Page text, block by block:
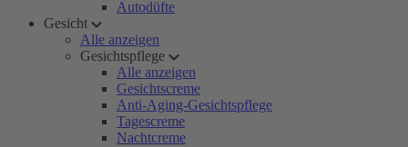
Autodüfte
Gesicht
Alle anzeigen
Gesichtspflege
Alle anzeigen
Gesichtscreme
Anti-Aging-Gesichtspflege
Tagescreme
Nachtcreme